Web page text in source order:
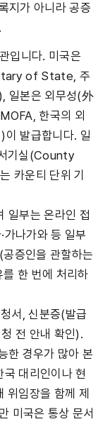
지가 아니라 공증
입니다. 미국은
of State, 주
일본은 외무성(外
한국의 외
이 발급합니다. 일
기실(County
카운티 단위 기
일부는 온라인 접
가나가와 등 일부
증인을 관할하는
한 번에 처리하
서, 신분증(발급
전 안내 확인).
한 경우가 많아 본
대리인이나 현
위임장을 함께 제
미국은 통상 문서